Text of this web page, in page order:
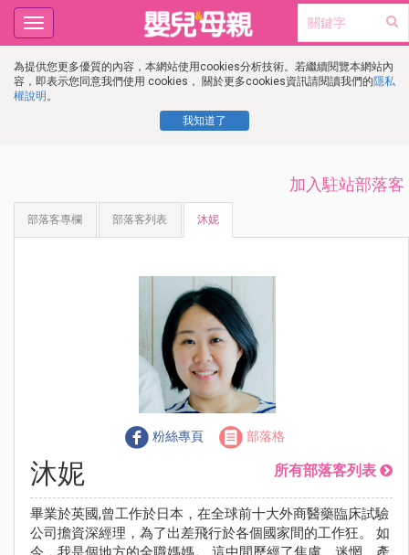
為提供您更多優質的內容，本網站使用cookies分析技術。若繼續閱覽本網站內
容，即表示您同意我們使用 cookies， 關於更多cookies資訊請閱讀我們的隱私
權說明 。
我知道了
Toggle
navigation
加入駐站部落客
部落客專欄 部落客列表 沐妮
粉絲專頁 部落格
沐妮 所有部落客列表
畢業於英國,曾工作於日本，在全球前十大外商醫藥臨床試驗
公司擔資深經理，為了出差飛行於各個國家間的工作狂。 如